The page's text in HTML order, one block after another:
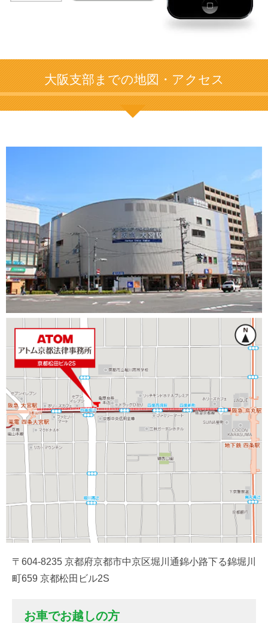
大阪支部までの地図・アクセス
〒604-8235 京都府京都市中京区堀川通錦小路下る錦堀川
町659 京都松田ビル2S
お車でお越しの方